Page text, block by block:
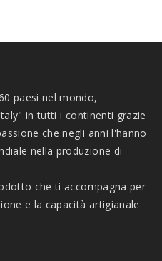
paesi nel mondo,
in tutti i continenti grazie
che negli anni l'hanno
nella produzione di
che ti accompagna per
e la capacità artigianale